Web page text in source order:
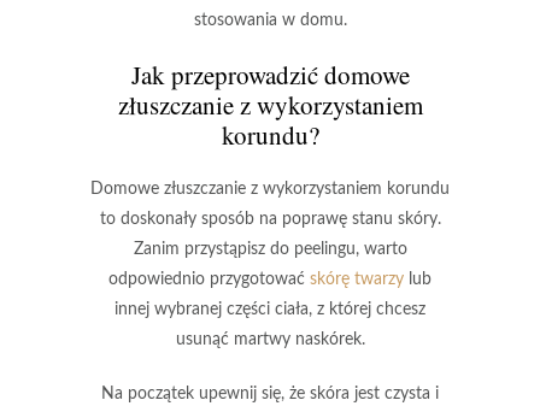
stosowania w domu.
Jak przeprowadzić domowe
złuszczanie z wykorzystaniem
korundu?
Domowe złuszczanie z wykorzystaniem korundu
to doskonały sposób na poprawę stanu skóry.
Zanim przystąpisz do peelingu, warto
odpowiednio przygotować skórę twarzy lub
innej wybranej części ciała, z której chcesz
usunąć martwy naskórek.
Na początek upewnij się, że skóra jest czysta i